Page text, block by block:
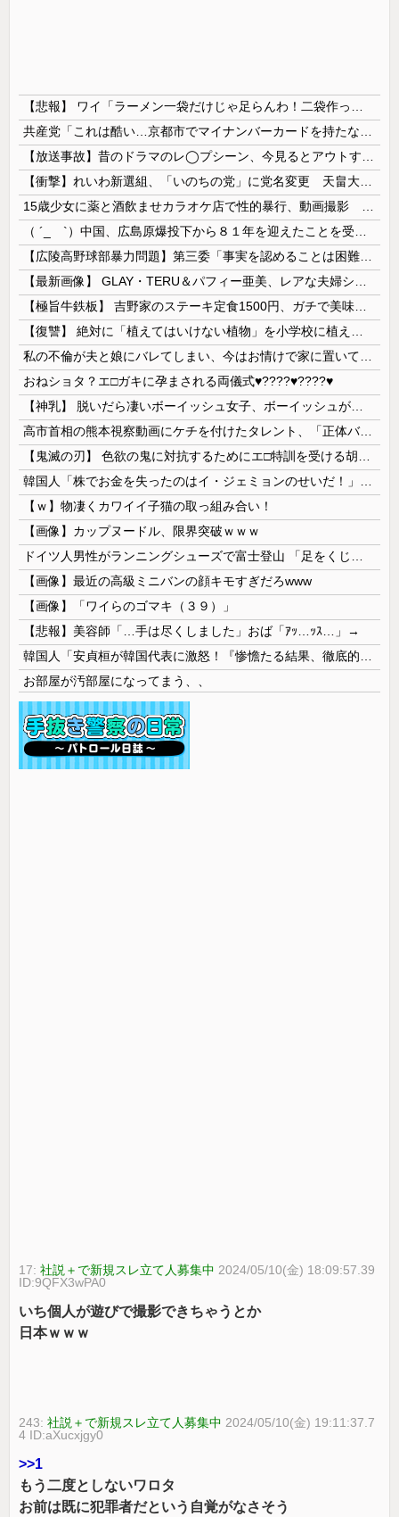
おねショタ？エ□ガキに孕まされる両儀式♥️????♥️????♥️
高市首相の熊本視察動画にケチを付けたタレント、「正体バレバレよな」と黒電話の呼び方であっさりと……
【ｗ】物凄くカワイイ子猫の取っ組み合い！
【画像】カップヌードル、限界突破ｗｗｗ
【画像】最近の高級ミニバンの顔キモすぎだろwww
【画像】「ワイらのゴマキ（３９）」
【悲報】美容師「…手は尽くしました」おば「ｱｯ…ｯｽ…」→
お部屋が汚部屋になってまう、、
17:社説＋で新規スレ立て人募集中 2024/05/10(金) 18:09:57.39
ID:9QFX3wPA0
いち個人が遊びで撮影できちゃうとか
日本ｗｗｗ
243:社説＋で新規スレ立て人募集中 2024/05/10(金) 19:11:37.7
4 ID:aXucxjgy0
>>1
もう二度としないワロタ
お前は既に犯罪者だという自覚がなさそう